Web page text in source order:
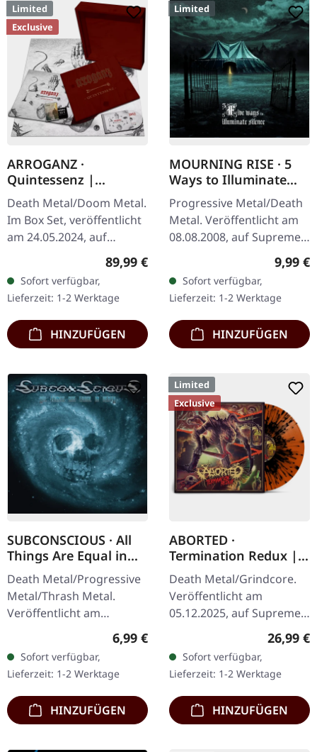
Limited
Exclusive
ARROGANZ ·
Quintessenz |
WOODEN BOX SET
Death Metal/Doom Metal.
Im Box Set, veröffentlicht
am 24.05.2024, auf
Supreme Chaos Records.
handgearbeitete Holzbox
mit graviertem…
Regulärer Preis:
89,99 €
Sofort verfügbar,
Lieferzeit: 1-2 Werktage
HINZUFÜGEN
Limited
MOURNING RISE · 5
Ways to Illuminate
Silence | DIGIPAK CD
Progressive Metal/Death
Metal. Veröffentlicht am
08.08.2008, auf Supreme
Chaos Records. Limitierte
CD-Version im DigiPak mit
12-seitgem Booklet.…
9,99 €
Sofort verfügbar,
Lieferzeit: 1-2 Werktage
HINZUFÜGEN
SUBCONSCIOUS · All
Things Are Equal in
Death | CD
Death Metal/Progressive
Metal/Thrash Metal.
Veröffentlicht am
08.08.2008, auf Supreme
Chaos Records. CD im
Jewelcase mit 8-seitigem
Booklet.…
Regulärer Preis:
6,99 €
Sofort verfügbar,
Lieferzeit: 1-2 Werktage
HINZUFÜGEN
Limited
Exclusive
ABORTED ·
Termination Redux |
ORANGE/BLACK
SPLATTER LP
Death Metal/Grindcore.
Veröffentlicht am
05.12.2025, auf Supreme
Orangenes Vinyl mit
schwarzen Splattern -
"Slash Splatter Vinyl".…
26,99 €
Sofort verfügbar,
Lieferzeit: 1-2 Werktage
HINZUFÜGEN